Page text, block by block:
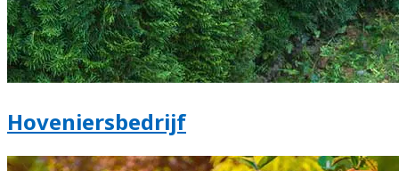
Hoveniersbedrijf